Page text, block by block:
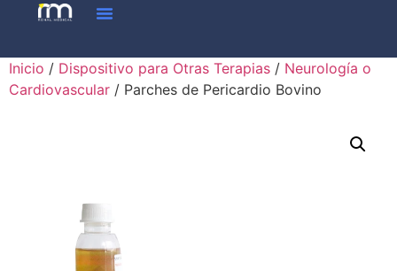
Inicio / Dispositivo para Otras Terapias / Neurología o
Cardiovascular / Parches de Pericardio Bovino